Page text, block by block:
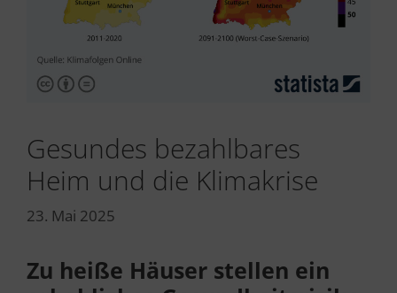
Gesundes bezahlbares
Heim und die Klimakrise
23. Mai 2025
Zu heiße Häuser stellen ein